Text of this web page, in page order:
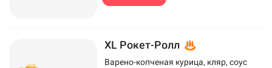
XL Рокет-Ролл
Варено-копченая курица, кляр, соус